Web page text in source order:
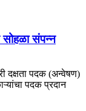
संपन्न
दक्षता पदक (अन्वेषण)
पदक प्रदान